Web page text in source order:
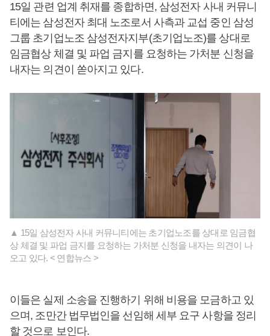
15일 관련 업계 취재를 종합하면, 삼성전자 사내 커뮤니
티에는 삼성전자 최대 노조로서 사측과 교섭 중인 삼성
그룹 초기업노조 삼성전자지부(초기업노조)를 상대로
임금협상 체결 및 파업 금지를 요청하는 가처분 신청을
내자는 의견이 쏟아지고 있다.
▲ 15일 삼성전자 사내 커뮤니티에는 초기업노조를 상대로 임금협
상 체결 및 파업 금지를 요청하는 가처분 신청을 내자는 의견이 나
오고 있다. < 연합뉴스 >
이들은 실제 소송을 진행하기 위해 비용을 모금하고 있
으며, 조만간 법무법인을 선임해 세부 요구 사항을 정리
할 것으로 보인다.